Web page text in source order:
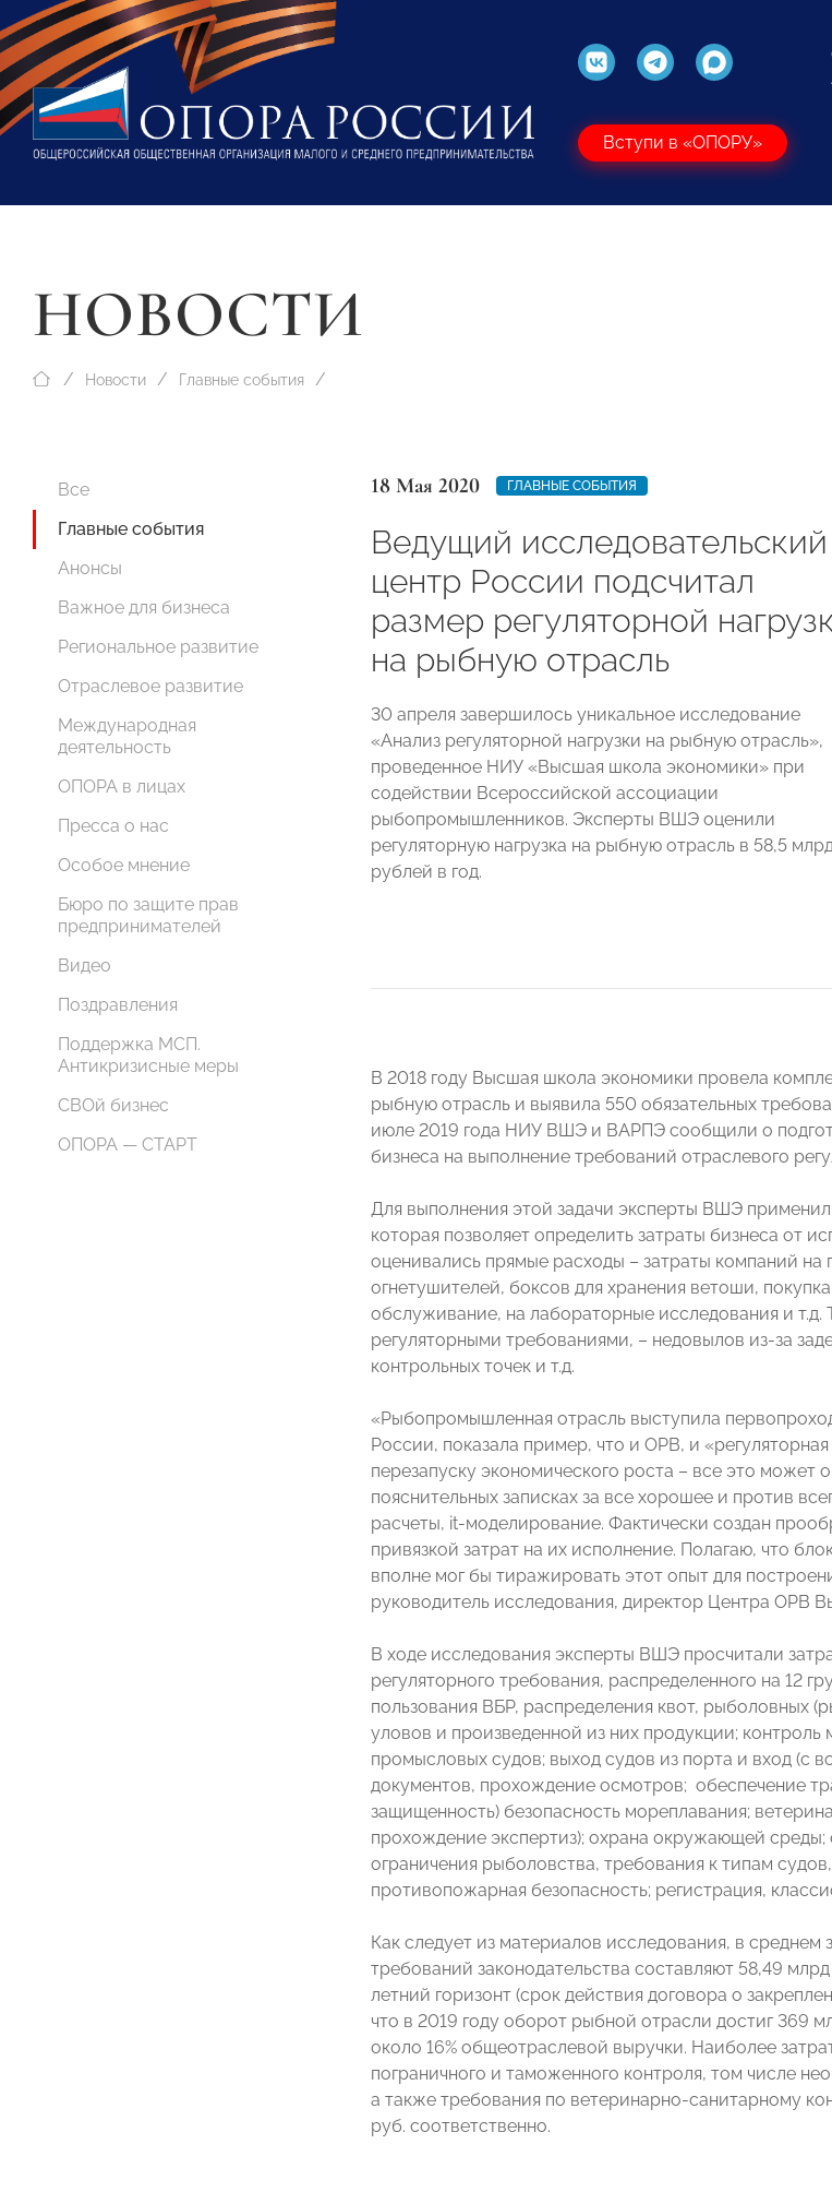
Вступи в «ОПОРУ»
НОВОСТИ
Новости Главные события
Все
Главные события
Анонсы
Важное для бизнеса
Региональное развитие
Отраслевое развитие
Международная
деятельность
ОПОРА в лицах
Пресса о нас
Особое мнение
Бюро по защите прав
предпринимателей
Видео
Поздравления
Поддержка МСП.
Антикризисные меры
СВОй бизнес
ОПОРА — СТАРТ
18 Мая 2020 ГЛАВНЫЕ СОБЫТИЯ
Ведущий исследовательский
центр России подсчитал
размер регуляторной
на рыбную отрасль
30 апреля завершилось уникальное исследование
«Анализ регуляторной нагрузки на рыбную отрасль»,
проведенное НИУ «Высшая школа экономики» при
содействии Всероссийской ассоциации
рыбопромышленников. Эксперты ВШЭ оценили
регуляторную нагрузка на рыбную отрасль в 58,5
рублей в год.
В 2018 году Высшая школа экономики провела
рыбную отрасль и выявила 550 обязательных
июле 2019 года НИУ ВШЭ и ВАРПЭ сообщили о
бизнеса на выполнение требований отраслевого
Для выполнения этой задачи эксперты ВШЭ
которая позволяет определить затраты бизнеса от
оценивались прямые расходы – затраты компаний
огнетушителей, боксов для хранения ветоши,
обслуживание, на лабораторные исследования и
регуляторными требованиями, – недовылов из-за
контрольных точек и т.д.
«Рыбопромышленная отрасль выступила
России, показала пример, что и ОРВ, и
перезапуску экономического роста – все это может
пояснительных записках за все хорошее и против
расчеты, it-моделирование. Фактически создан
привязкой затрат на их исполнение. Полагаю, что
вполне мог бы тиражировать этот опыт для
руководитель исследования, директор Центра ОРВ
В ходе исследования эксперты ВШЭ просчитали
регуляторного требования, распределенного на 12
пользования ВБР, распределения квот, рыболовных
уловов и произведенной из них продукции;
промысловых судов; выход судов из порта и вход (c
документов, прохождение осмотров; обеспечение
защищенность) безопасность мореплавания;
прохождение экспертиз); охрана окружающей
ограничения рыболовства, требования к типам
противопожарная безопасность; регистрация,
Как следует из материалов исследования, в
требований законодательства составляют 58,49
летний горизонт (срок действия договора о
что в 2019 году оборот рыбной отрасли достиг 369
около 16% общеотраслевой выручки. Наиболее
пограничного и таможенного контроля, том числе
а также требования по ветеринарно-санитарному
руб. соответственно.